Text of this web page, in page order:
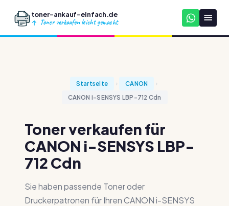
toner-ankauf-einfach.de
Toner verkaufen leicht gemacht
Startseite
CANON
CANON i-SENSYS LBP-712 Cdn
Toner verkaufen für
CANON i-SENSYS LBP-
712 Cdn
Sie haben passende Toner oder
Druckerpatronen für Ihren CANON i-SENSYS